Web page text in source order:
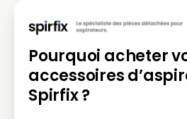
SOTECO
SOTECO FREE YES 215
SOTECO
SOTECO G 10 P
SOTECO
SOTECO G 16 P
SOTECO
Pourquoi acheter
accessoires
Spirfix ?